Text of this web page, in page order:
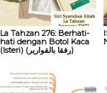
La Tahzan 276: Berhati-
hati dengan Botol Kaca
(Isteri) (ﺭﻓﻘﺎ ﺑﺎﻟﻘﻮﺍﺭﻳﺮ)